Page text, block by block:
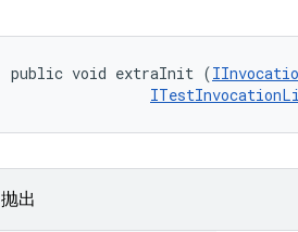
public void extraInit (
抛出